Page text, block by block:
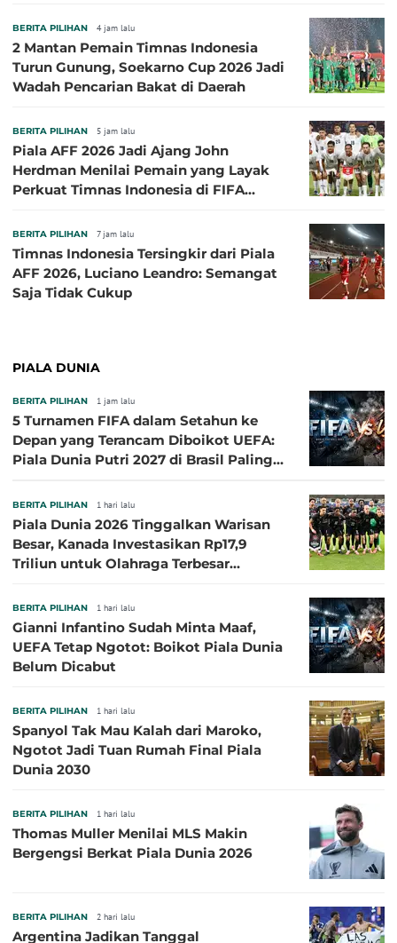
BERITA PILIHAN 4 jam lalu
2 Mantan Pemain Timnas Indonesia
Turun Gunung, Soekarno Cup 2026 Jadi
Wadah Pencarian Bakat di Daerah
BERITA PILIHAN 5 jam lalu
Piala AFF 2026 Jadi Ajang John
Herdman Menilai Pemain yang Layak
Perkuat Timnas Indonesia di FIFA
BERITA PILIHAN 7 jam lalu
Timnas Indonesia Tersingkir dari Piala
AFF 2026, Luciano Leandro: Semangat
Saja Tidak Cukup
PIALA DUNIA
BERITA PILIHAN 1 jam lalu
5 Turnamen FIFA dalam Setahun ke
Depan yang Terancam Diboikot UEFA:
Piala Dunia Putri 2027 di Brasil Paling
BERITA PILIHAN 1 hari lalu
Piala Dunia 2026 Tinggalkan Warisan
Besar, Kanada Investasikan Rp17,9
Triliun untuk Olahraga Terbesar
BERITA PILIHAN 1 hari lalu
Gianni Infantino Sudah Minta Maaf,
UEFA Tetap Ngotot: Boikot Piala Dunia
Belum Dicabut
BERITA PILIHAN 1 hari lalu
Spanyol Tak Mau Kalah dari Maroko,
Ngotot Jadi Tuan Rumah Final Piala
Dunia 2030
BERITA PILIHAN 1 hari lalu
Thomas Muller Menilai MLS Makin
Bergengsi Berkat Piala Dunia 2026
BERITA PILIHAN 2 hari lalu
Argentina Jadikan Tanggal